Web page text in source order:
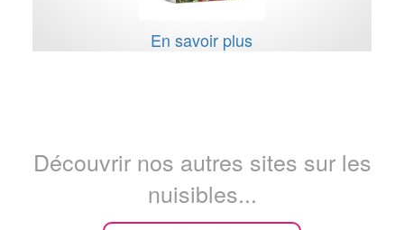
En savoir plus
Découvrir nos autres sites sur les
nuisibles...